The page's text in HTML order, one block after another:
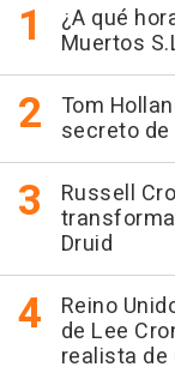
¿A qué
Muertos
Tom
secreto de
Russell
Druid
Reino
de Lee
realista de